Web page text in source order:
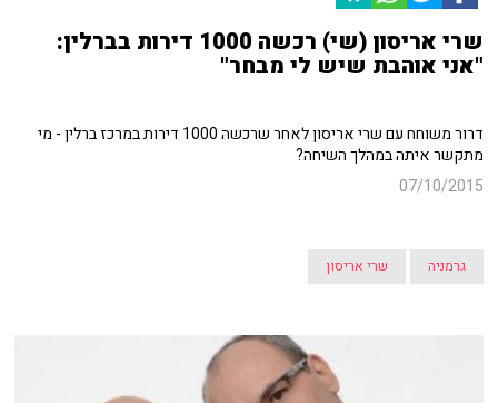
שרי אריסון (שי) רכשה 1000 דירות בברלין:
"אני אוהבת שיש לי מבחר"
דרור משוחח עם שרי אריסון לאחר שרכשה 1000 דירות במרכז ברלין - מי
מתקשר איתה במהלך השיחה?
07/10/2015
גרמניה שרי אריסון